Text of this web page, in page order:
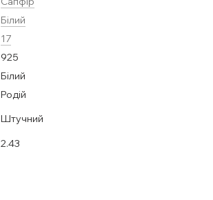
Білий
17
925
Білий
Родій
Штучний
2.43